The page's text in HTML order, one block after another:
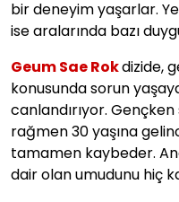
bir deneyim yaşarlar.
ise aralarında bazı
Geum Sae Rokdizide,
konusunda sorun
canlandırıyor.
rağmen 30 yaşına
tamamen kaybeder.
dair olan umudunu hiç